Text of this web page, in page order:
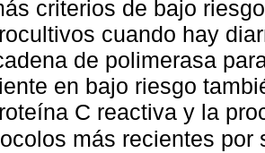
criterios de bajo
cuando hay
de polimerasa
en bajo riesgo
C reactiva y la
más recientes por